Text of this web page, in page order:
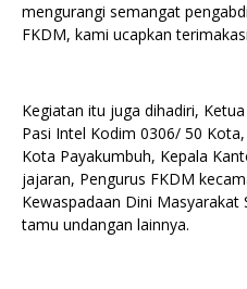
mengurangi semangat
FKDM, kami ucapkan
Kegiatan itu juga dihadiri,
Pasi Intel Kodim 0306/ 50
Kota Payakumbuh, Kepala
jajaran, Pengurus FKDM
Kewaspadaan Dini Masyarakat
tamu undangan lainnya.